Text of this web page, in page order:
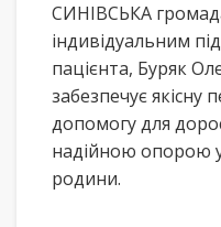
СИНІВСЬКА
індивідуальним
пацієнта, Буряк
забезпечує
допомогу для
надійною опорою у
родини.